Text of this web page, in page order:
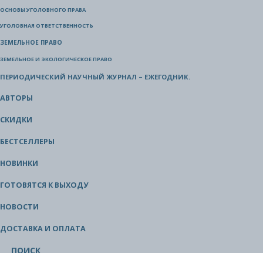
ОСНОВЫ УГОЛОВНОГО ПРАВА
УГОЛОВНАЯ ОТВЕТСТВЕННОСТЬ
ЗЕМЕЛЬНОЕ ПРАВО
ЗЕМЕЛЬНОЕ И ЭКОЛОГИЧЕСКОЕ ПРАВО
ПЕРИОДИЧЕСКИЙ НАУЧНЫЙ ЖУРНАЛ – ЕЖЕГОДНИК.
АВТОРЫ
СКИДКИ
БЕСТСЕЛЛЕРЫ
НОВИНКИ
ГОТОВЯТСЯ К ВЫХОДУ
НОВОСТИ
ДОСТАВКА И ОПЛАТА
ПОИСК